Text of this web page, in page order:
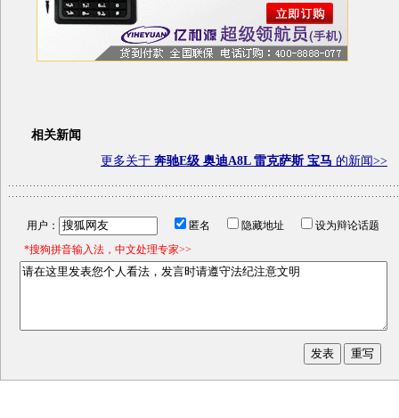
相关新闻
更多关于 奔驰E级 奥迪A8L 雷克萨斯 宝马 的新闻>>
用户： 匿名 隐藏地址
设为辩论话题
*搜狗拼音输入法，中文处理专家>>